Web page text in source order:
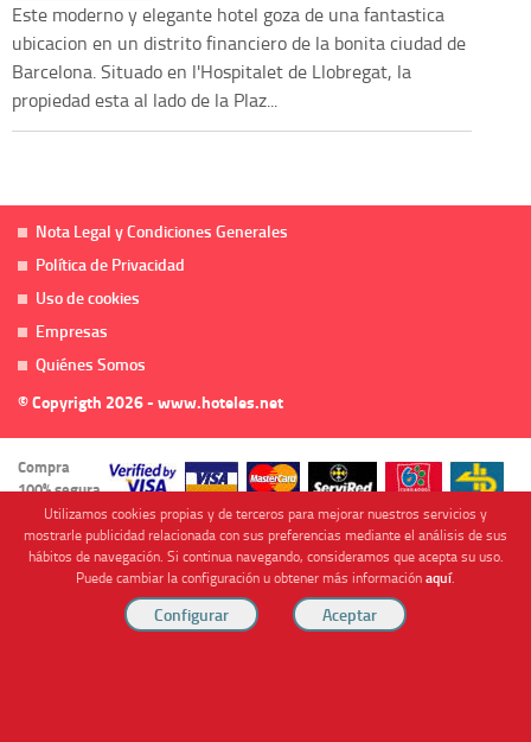
Este moderno y elegante hotel goza de una fantastica
ubicacion en un distrito financiero de la bonita ciudad de
Barcelona. Situado en l'Hospitalet de Llobregat, la
propiedad esta al lado de la Plaz...
Nota Legal y Condiciones Generales
Política de Privacidad
Uso de cookies
Empresas
Quiénes Somos
© Copyrigth 2026 - www.hoteles.net
Compra
100% segura
Cofinanciado por
Utilizamos cookies propias y de terceros para mejorar nuestros servicios y
mostrarle publicidad relacionada con sus preferencias mediante el análisis de sus
hábitos de navegación. Si continua navegando, consideramos que acepta su uso.
Puede cambiar la configuración u obtener más informaciónaquí.